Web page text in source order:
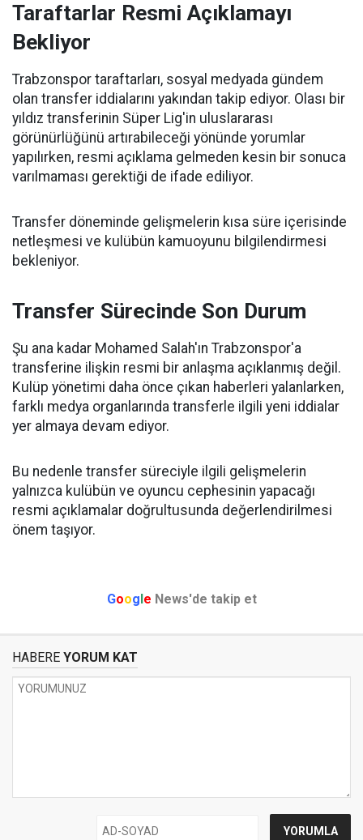
Taraftarlar Resmi Açıklamayı
Bekliyor
Trabzonspor taraftarları, sosyal medyada gündem
olan transfer iddialarını yakından takip ediyor. Olası bir
yıldız transferinin Süper Lig'in uluslararası
görünürlüğünü artırabileceği yönünde yorumlar
yapılırken, resmi açıklama gelmeden kesin bir sonuca
varılmaması gerektiği de ifade ediliyor.
Transfer döneminde gelişmelerin kısa süre içerisinde
netleşmesi ve kulübün kamuoyunu bilgilendirmesi
bekleniyor.
Transfer Sürecinde Son Durum
Şu ana kadar Mohamed Salah'ın Trabzonspor'a
transferine ilişkin resmi bir anlaşma açıklanmış değil.
Kulüp yönetimi daha önce çıkan haberleri yalanlarken,
farklı medya organlarında transferle ilgili yeni iddialar
yer almaya devam ediyor.
Bu nedenle transfer süreciyle ilgili gelişmelerin
yalnızca kulübün ve oyuncu cephesinin yapacağı
resmi açıklamalar doğrultusunda değerlendirilmesi
önem taşıyor.
Google News'de takip et
HABERE YORUM KAT